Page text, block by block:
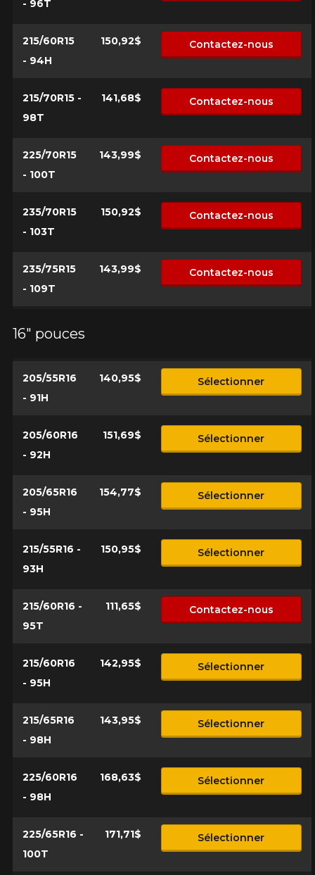
- 96T
215/60R15
- 94H
150,92$ Contactez-nous
215/70R15 -
98T
141,68$ Contactez-nous
225/70R15
- 100T
143,99$ Contactez-nous
235/70R15
- 103T
150,92$ Contactez-nous
235/75R15
- 109T
143,99$ Contactez-nous
16" pouces
205/55R16
- 91H
140,95$ Sélectionner
205/60R16
- 92H
151,69$ Sélectionner
205/65R16
- 95H
154,77$ Sélectionner
215/55R16 -
93H
150,95$ Sélectionner
215/60R16 -
95T
111,65$ Contactez-nous
215/60R16
- 95H
142,95$ Sélectionner
215/65R16
- 98H
143,95$ Sélectionner
225/60R16
- 98H
168,63$ Sélectionner
225/65R16 -
100T
171,71$ Sélectionner